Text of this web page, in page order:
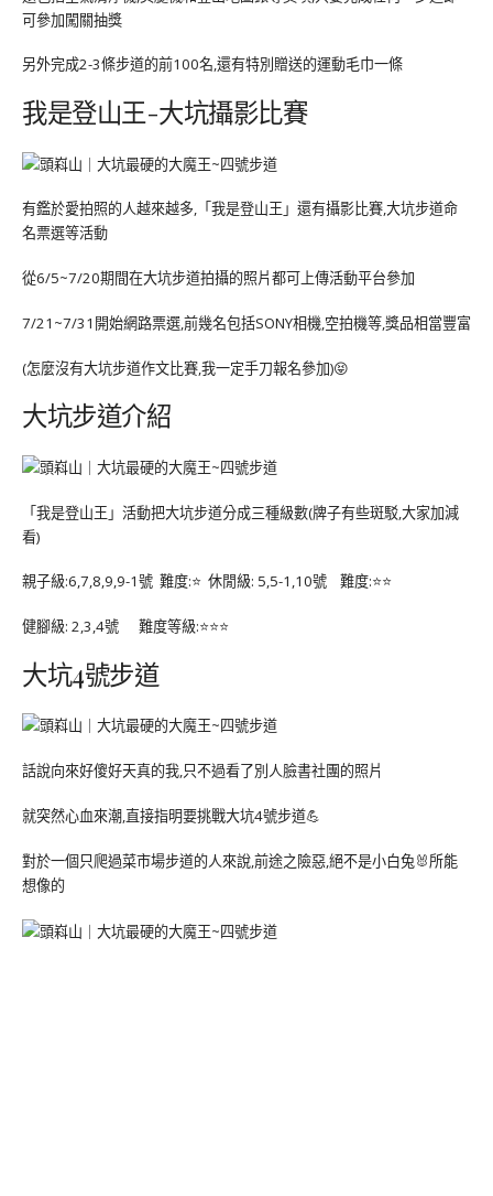
可參加闖關抽獎
另外完成2-3條步道的前100名,還有特別贈送的運動毛巾一條
我是登山王-大坑攝影比賽
有鑑於愛拍照的人越來越多,「我是登山王」還有攝影比賽,大坑步道命
名票選等活動
從6/5~7/20期間在大坑步道拍攝的照片都可上傳活動平台參加
7/21~7/31開始網路票選,前幾名包括SONY相機,空拍機等,獎品相當豐富
(怎麼沒有大坑步道作文比賽,我一定手刀報名參加)😝
大坑步道介紹
「我是登山王」活動把大坑步道分成三種級數(牌子有些斑駁,大家加減
看)
親子級:6,7,8,9,9-1號 難度:⭐️ 休閒級: 5,5-1,10號 難度:⭐️⭐️
健腳級: 2,3,4號 難度等級:⭐️⭐️⭐️
大坑4號步道
話說向來好傻好天真的我,只不過看了別人臉書社團的照片
就突然心血來潮,直接指明要挑戰大坑4號步道💪
對於一個只爬過菜市場步道的人來說,前途之險惡,絕不是小白兔🐰所能
想像的